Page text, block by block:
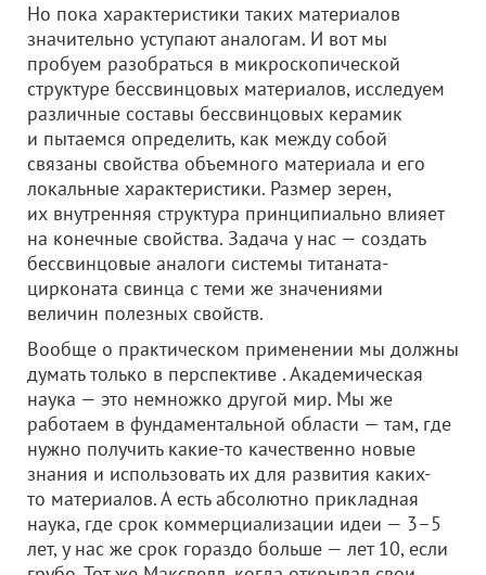
Но пока характеристики таких материалов
значительно уступают аналогам. И вот мы
пробуем разобраться в микроскопической
структуре бессвинцовых материалов, исследуем
различные составы бессвинцовых керамик
и пытаемся определить, как между собой
связаны свойства объемного материала и его
локальные характеристики. Размер зерен,
их внутренняя структура принципиально влияет
на конечные свойства. Задача у нас — создать
бессвинцовые аналоги системы титаната-
цирконата свинца с теми же значениями
величин полезных свойств.
Вообще о практическом применении мы должны
думать только в перспективе . Академическая
наука — это немножко другой мир. Мы же
работаем в фундаментальной области — там, где
нужно получить какие-то качественно новые
знания и использовать их для развития каких-
то материалов. А есть абсолютно прикладная
наука, где срок коммерциализации идеи — 3–5
лет, у нас же срок гораздо больше — лет 10, если